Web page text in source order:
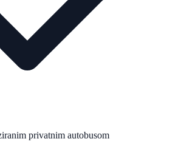
privatnim autobusom